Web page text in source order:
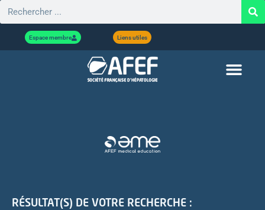
Espace membre Liens utiles
RÉSULTAT(S) DE VOTRE RECHERCHE :